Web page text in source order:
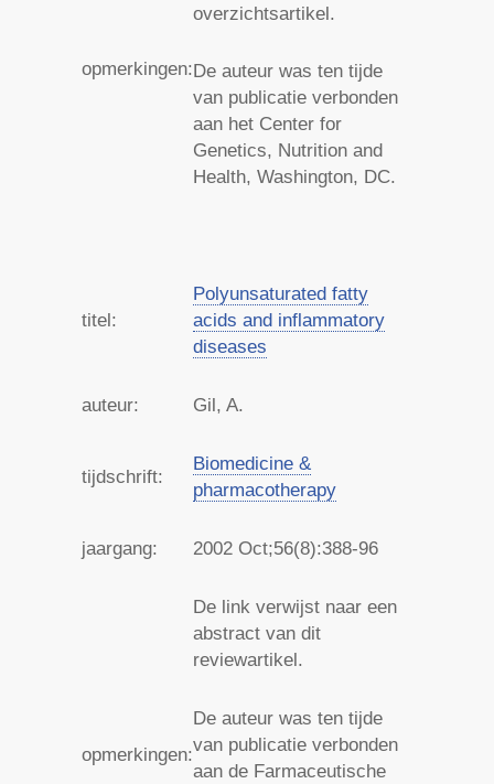
opmerkingen:
overzichtsartikel.
De auteur was ten tijde
van publicatie verbonden
aan het Center for
Genetics, Nutrition and
Health, Washington, DC.
titel:
Polyunsaturated fatty
acids and inflammatory
diseases
auteur: Gil, A.
tijdschrift:
Biomedicine &
pharmacotherapy
jaargang: 2002 Oct;56(8):388-96
opmerkingen:
De link verwijst naar een
abstract van dit
reviewartikel.
De auteur was ten tijde
van publicatie verbonden
aan de Farmaceutische